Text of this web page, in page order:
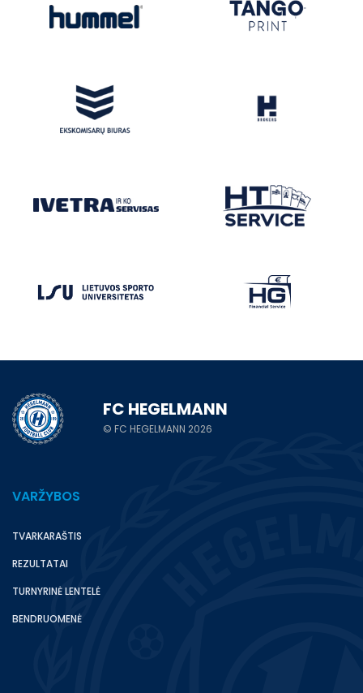
FC HEGELMANN
© FC HEGELMANN 2026
VARŽYBOS
TVARKARAŠTIS
REZULTATAI
TURNYRINĖ LENTELĖ
BENDRUOMENĖ